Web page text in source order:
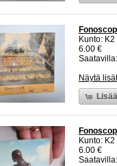
Kunto:
6.00 €
Näytä
Kunto:
6.00 €